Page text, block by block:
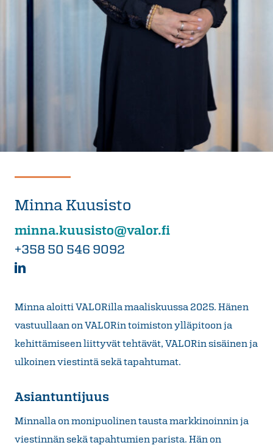
Minna Kuusisto
minna.kuusisto@valor.fi
+358 50 546 9092
Minna aloitti VALORilla maaliskuussa 2025. Hänen
vastuullaan on VALORin toimiston ylläpitoon ja
kehittämiseen liittyvät tehtävät, VALORin sisäinen ja
ulkoinen viestintä sekä tapahtumat.
Asiantuntijuus
Minnalla on monipuolinen tausta markkinoinnin ja
viestinnän sekä tapahtumien parista. Hän on